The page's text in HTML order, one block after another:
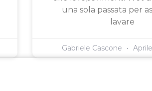
una sola passata per
lavare
Gabriele Cascone